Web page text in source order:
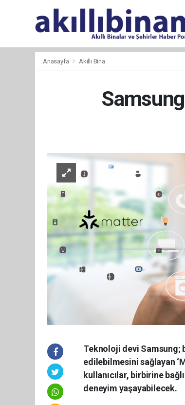
Anasayfa Akıllı Bina
Teknoloji devi Samsung;
edilebilmesini sağlayan
kullanıcılar, birbirine
deneyim yaşayabilecek.